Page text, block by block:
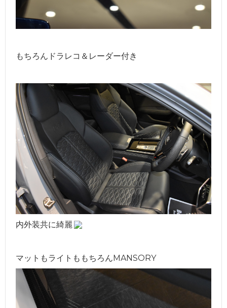
もちろんドラレコ＆レーダー付き
内外装共に綺麗
マットもライトももちろんMANSORY